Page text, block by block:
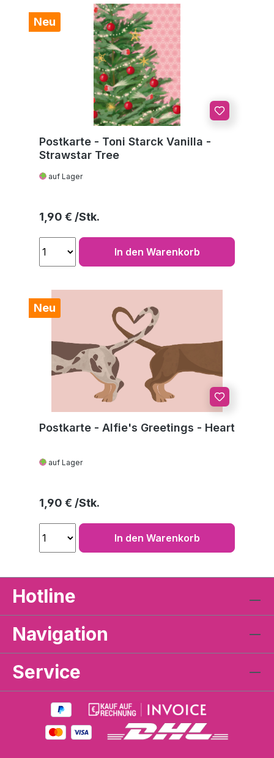
Neu
Postkarte - Toni Starck Vanilla -
Strawstar Tree
auf Lager
Regulärer Preis:
1,90 €
In den Warenkorb
Neu
Postkarte - Alfie's Greetings - Heart
auf Lager
Regulärer Preis:
1,90 €
In den Warenkorb
Hotline
Navigation
Service